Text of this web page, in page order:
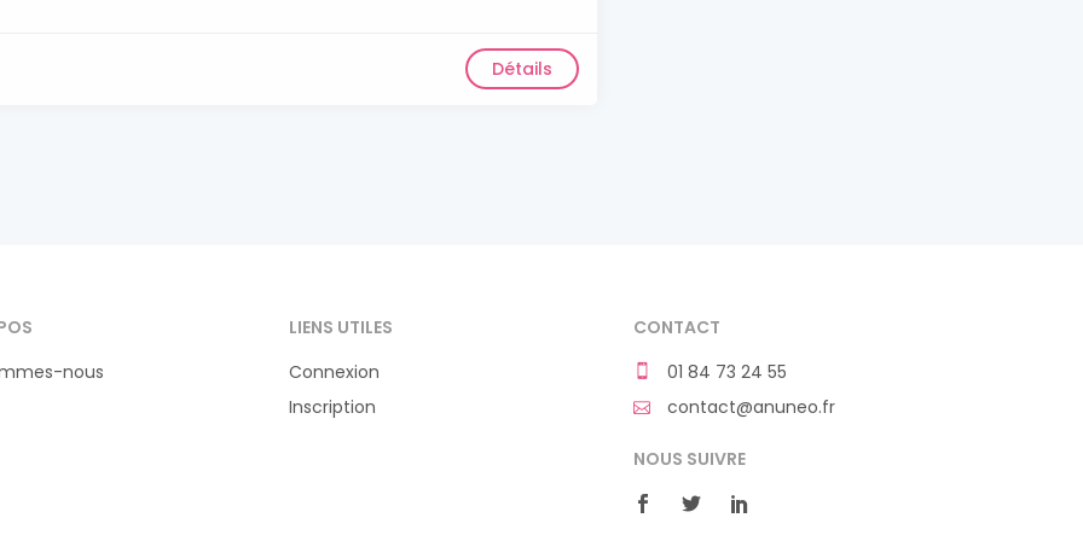
Détails
nous
LIENS UTILES
Connexion
Inscription
CONTACT
01 84 73 24 55
contact@anuneo.fr
NOUS SUIVRE